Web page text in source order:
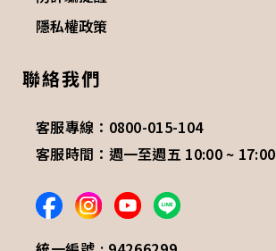
隱私權政策
聯絡我們
客服專線：0800-015-104
客服時間：週一至週五 10:00 ~ 17:00